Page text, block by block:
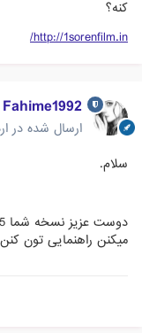
کنه؟
http://1sorenfilm.in/
Fahime1992
ارسال شده در
سلام.
میکنن راهنمایی تون کنن.